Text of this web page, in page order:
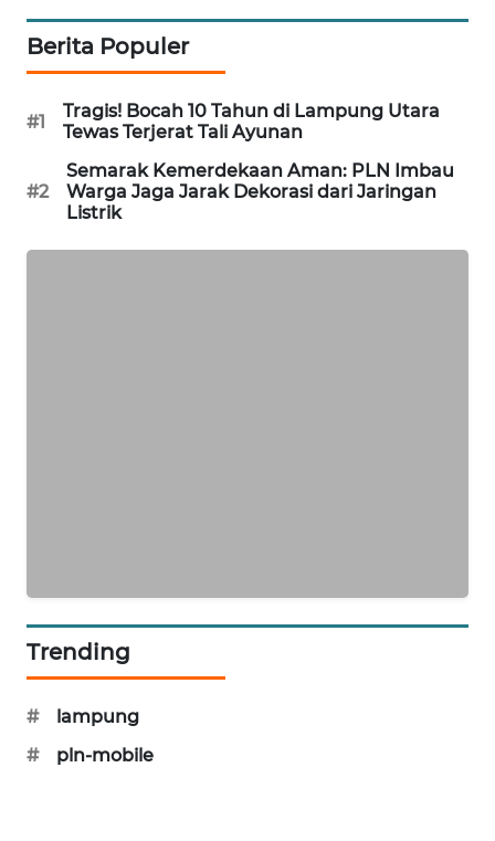
Berita Populer
#1
Tragis! Bocah 10 Tahun di Lampung Utara
Tewas Terjerat Tali Ayunan
#2
Semarak Kemerdekaan Aman: PLN Imbau
Warga Jaga Jarak Dekorasi dari Jaringan
Listrik
Trending
#
lampung
#
pln-mobile
Wahana
Network
KONSUMEN
LISTRIK
MASYARAKAT
MKLI
LKKI